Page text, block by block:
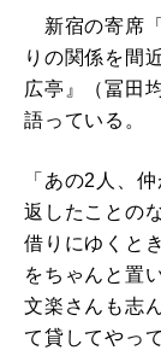
新宿の寄席
りの関係を間
広亭』（冨田
語っている。
「あの2人、
返したことの
借りにゆくと
をちゃんと置
文楽さんも志
て貸してやっ